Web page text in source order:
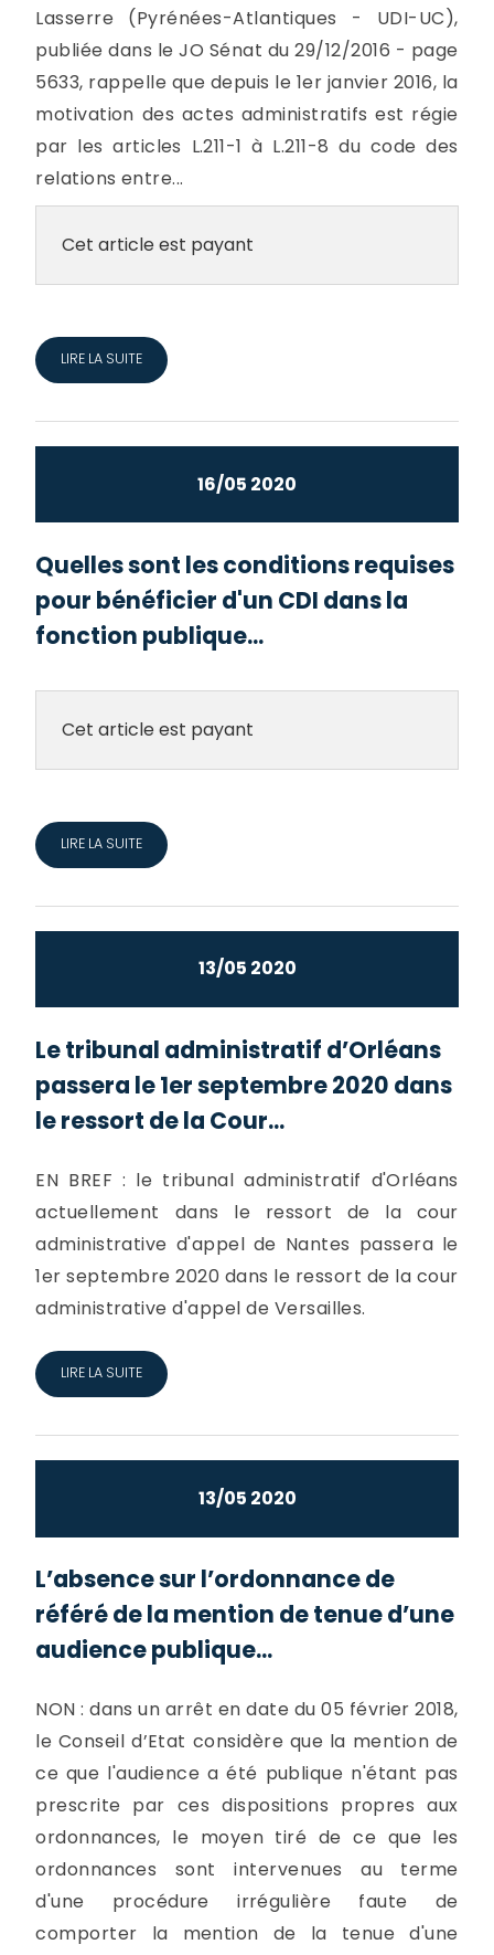
Lasserre (Pyrénées-Atlantiques - UDI-UC),
publiée dans le JO Sénat du 29/12/2016 - page
5633, rappelle que depuis le 1er janvier 2016, la
motivation des actes administratifs est régie
par les articles L.211-1 à L.211-8 du code des
relations entre...
Cet article est payant
LIRE LA SUITE
16/05 2020
Quelles sont les conditions requises
pour bénéficier d'un CDI dans la
fonction publique...
Cet article est payant
LIRE LA SUITE
13/05 2020
Le tribunal administratif d’Orléans
passera le 1er septembre 2020 dans
le ressort de la Cour...
EN BREF : le tribunal administratif d'Orléans
actuellement dans le ressort de la cour
administrative d'appel de Nantes passera le
1er septembre 2020 dans le ressort de la cour
administrative d'appel de Versailles.
LIRE LA SUITE
13/05 2020
L’absence sur l’ordonnance de
référé de la mention de tenue d’une
audience publique...
NON : dans un arrêt en date du 05 février 2018,
le Conseil d’Etat considère que la mention de
ce que l'audience a été publique n'étant pas
prescrite par ces dispositions propres aux
ordonnances, le moyen tiré de ce que les
ordonnances sont intervenues au terme
d'une procédure irrégulière faute de
comporter la mention de la tenue d'une